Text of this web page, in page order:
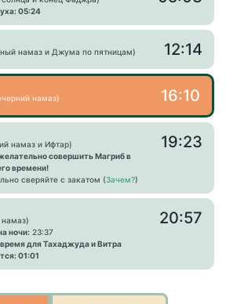
05:24
намаз и Джума по пятницам) 12:14
намаз) 16:10
намаз и Ифтар)
совершить Магриб в
времени!
сверяйте с закатом (Зачем?)
19:23
ночи: 23:37
для Тахаджуда и Витра
01:01
20:57